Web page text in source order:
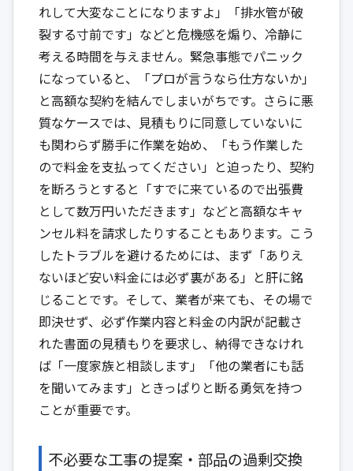
れして大変なことになりますよ」「排水管が破
裂する寸前です」などと危機感を煽り、冷静に
考える時間を与えません。緊急事態でパニック
になっていると、「プロが言うなら仕方ないか」
と高額な契約を結んでしまいがちです。さらに悪
質なケースでは、見積もりに同意していないに
も関わらず勝手に作業を始め、「もう作業した
ので料金を支払ってください」と迫ったり、契約
を断ろうとすると「すでに来ているので出張費
として数万円いただきます」などと高額なキャ
ンセル料を請求したりすることもあります。こう
したトラブルを避けるためには、まず「ありえ
ないほど安い料金には必ず裏がある」と肝に銘
じることです。そして、業者が来ても、その場で
即決せず、必ず作業内容と料金の内訳が記載さ
れた書面の見積もりを要求し、納得できなけれ
ば「一度家族と相談します」「他の業者にも話
を聞いてみます」ときっぱりと断る勇気を持つ
ことが重要です。
不必要な工事の提案・部品の過剰交換